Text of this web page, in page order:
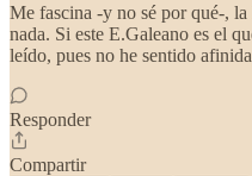
Me fascina -y no sé por qué-,
nada. Si este E.Galeano es el
leído, pues no he sentido
Responder
Compartir